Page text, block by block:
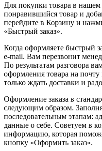
Для покупки товара в
понравившийся товар и
перейдите в Корзину и
«Быстрый заказ».
Когда оформляете быстрый
e-mail. Вам перезвонит
По результатам разговора
оформления товара на
только ждать доставки и
Оформление заказа в
следующим образом.
последовательным этапам:
данные о себе. Советуем в
информацию, которая
кнопку «Оформить заказ».